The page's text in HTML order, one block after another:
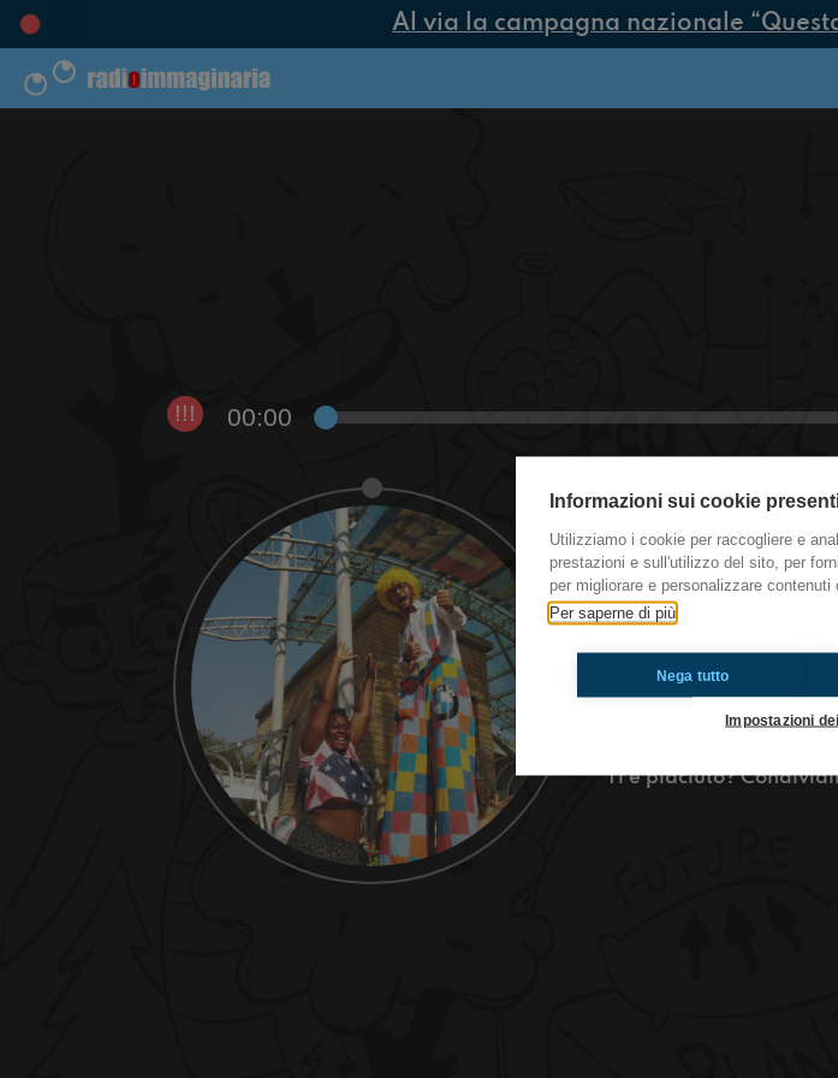
Al via la campagna nazionale
!!! 00:00
#Giff2017 Favi
Salut à tous les amis!
Festival! Aujourd'hui
savoir qui vous devez
Ti è piaciuto?
Informazioni sui cookie
Utilizziamo i cookie per raccogliere e
prestazioni e sull'utilizzo del sito, per
per migliorare e personalizzare contenuti
Per saperne di più
Nega tutto
Impostazioni